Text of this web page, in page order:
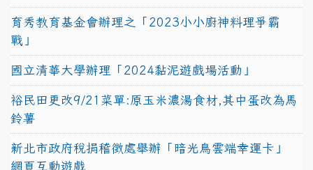
育秀教育基金會辦理之「2023小小廚神料理爭霸
戰」
國立清華大學辦理「2024黏泥遊戲場活動」
裕民田更改9/21菜單:原玉米濃湯食材,其中蛋改為馬
鈴薯
新北市政府稅捐稽徵處舉辦「暗光鳥雲端幸運卡」
網頁互動遊戲